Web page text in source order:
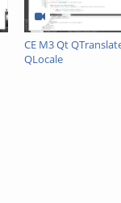
CE M3 Qt
QLocale